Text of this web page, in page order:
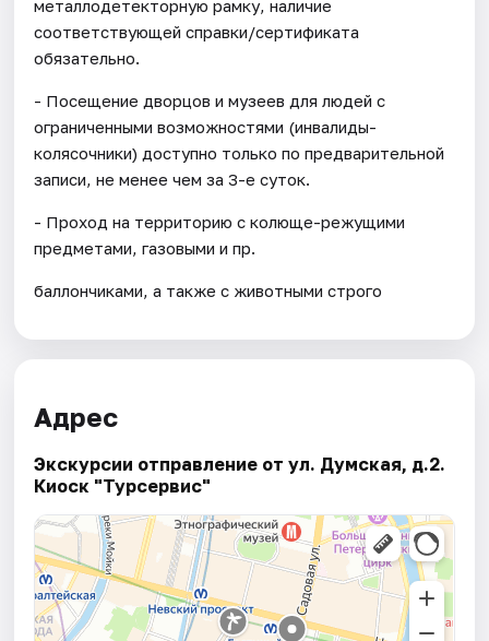
металлодетекторную рамку, наличие
соответствующей справки/сертификата
обязательно.
- Посещение дворцов и музеев для людей с
ограниченными возможностями (инвалиды-
колясочники) доступно только по предварительной
записи, не менее чем за 3-е суток.
- Проход на территорию с колюще-режущими
предметами, газовыми и пр.
баллончиками, а также с животными строго
Адрес
Экскурсии отправление от ул. Думская, д.2.
Киоск "Турсервис"